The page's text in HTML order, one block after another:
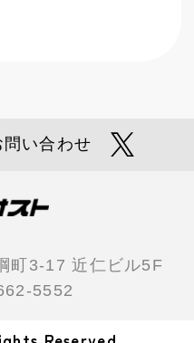
問い合わせ
町3-17 近仁ビル5F
5552